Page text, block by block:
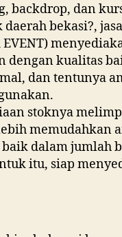
backdrop, dan
daerah bekasi?,
EVENT)
dengan kualitas
dan tentunya
stoknya
memudahkan
dalam jumlah
itu, siap